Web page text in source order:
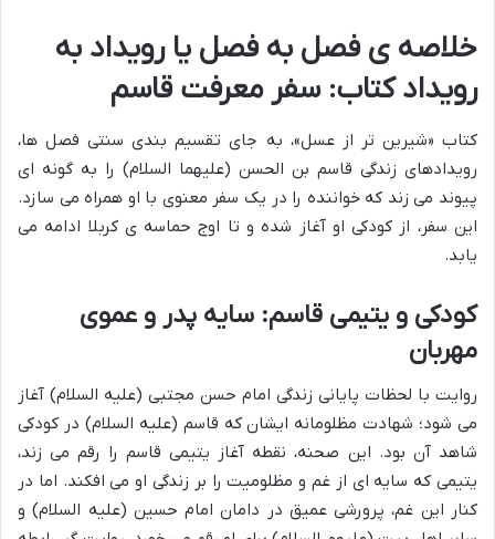
خلاصه ی فصل به فصل یا رویداد به
رویداد کتاب: سفر معرفت قاسم
کتاب «شیرین تر از عسل»، به جای تقسیم بندی سنتی فصل ها،
رویدادهای زندگی قاسم بن الحسن (علیهما السلام) را به گونه ای
پیوند می زند که خواننده را در یک سفر معنوی با او همراه می سازد.
این سفر، از کودکی او آغاز شده و تا اوج حماسه ی کربلا ادامه می
یابد.
کودکی و یتیمی قاسم: سایه پدر و عموی
مهربان
روایت با لحظات پایانی زندگی امام حسن مجتبی (علیه السلام) آغاز
می شود؛ شهادت مظلومانه ایشان که قاسم (علیه السلام) در کودکی
شاهد آن بود. این صحنه، نقطه آغاز یتیمی قاسم را رقم می زند،
یتیمی که سایه ای از غم و مظلومیت را بر زندگی او می افکند. اما در
کنار این غم، پرورشی عمیق در دامان امام حسین (علیه السلام) و